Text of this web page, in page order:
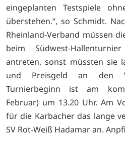
eingeplanten Testspiele
überstehen.“, so Schmidt.
Rheinland-Verband müssen
beim Südwest-
antreten, sonst müssten sie
und Preisgeld an den
Turnierbeginn ist am
Februar) um 13.20 Uhr. Am
für die Karbacher das lange
SV Rot-Weiß Hadamar an.